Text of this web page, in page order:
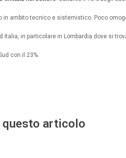
in ambito tecnico e sistemistico. Poco
Italia, in particolare in Lombardia dove si
con il 23%.
articolo